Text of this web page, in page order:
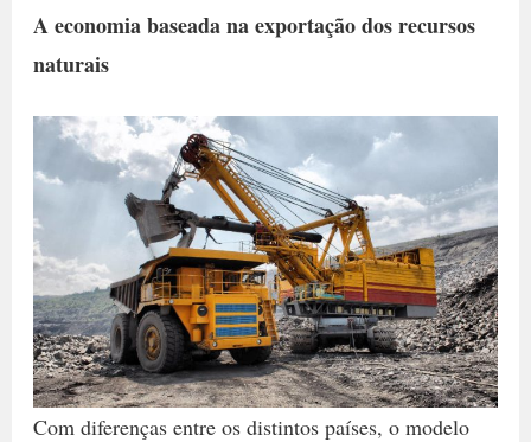
A economia baseada na exportação dos recursos
naturais
Com diferenças entre os distintos países, o modelo